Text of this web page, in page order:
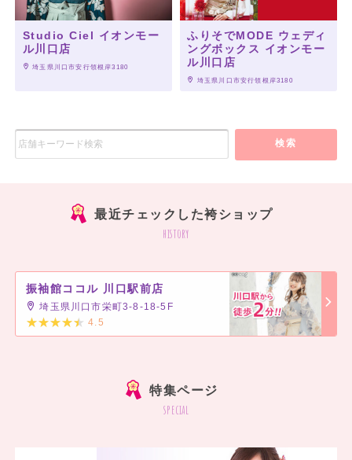
Studio Ciel イオンモー
ル川口店
埼玉県川口市安行領根岸3180
ふりそでMODE ウェディ
ングボックス イオンモー
ル川口店
埼玉県川口市安行領根岸3180
検索
最近チェックした袴ショップ
history
振袖館ココル 川口駅前店
埼玉県川口市栄町3-8-18-5F
4.5
特集ページ
special